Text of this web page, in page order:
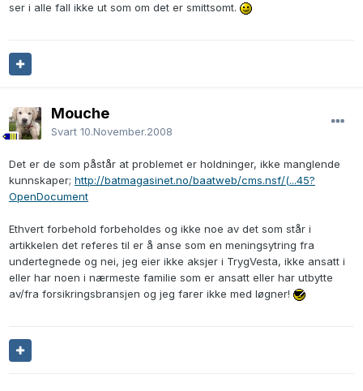
ser i alle fall ikke ut som om det er smittsomt.
Mouche
Svart 10.November.2008
Det er de som påstår at problemet er holdninger, ikke manglende
kunnskaper; http://batmagasinet.no/baatweb/cms.nsf/(...45?
OpenDocument
Ethvert forbehold forbeholdes og ikke noe av det som står i
artikkelen det referes til er å anse som en meningsytring fra
undertegnede og nei, jeg eier ikke aksjer i TrygVesta, ikke ansatt i
eller har noen i nærmeste familie som er ansatt eller har utbytte
av/fra forsikringsbransjen og jeg farer ikke med løgner!